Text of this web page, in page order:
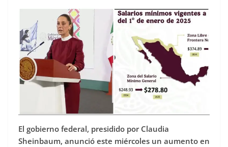
El gobierno federal, presidido por Claudia
Sheinbaum, anunció este miércoles un aumento en